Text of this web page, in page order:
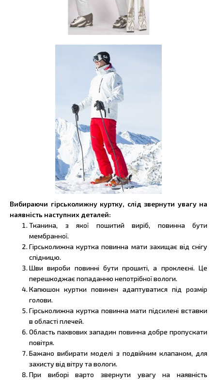
Вибираючи гірськолижну куртку, слід звернути увагу на
наявність наступних деталей:
Тканина, з якої пошитий виріб, повинна бути
мембранної.
Гірськолижна куртка повинна мати захищає від снігу
спідницю.
Шви вироби повинні бути прошиті, а проклеєні. Це
перешкоджає попаданню непотрібної вологи.
Капюшон куртки повинен адаптуватися під розмір
голови.
Гірськолижна куртка повинна мати підсилені вставки
в області плечей.
Область пахвових западин повинна добре пропускати
повітря.
Бажано вибирати моделі з подвійним клапаном, для
захисту від вітру та вологи.
При виборі варто звернути увагу на наявність